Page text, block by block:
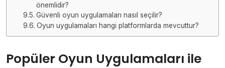
önemlidir?
Güvenli oyun uygulamaları nasıl seçilir?
Oyun uygulamaları hangi platformlarda mevcuttur?
Popüler Oyun Uygulamaları ile